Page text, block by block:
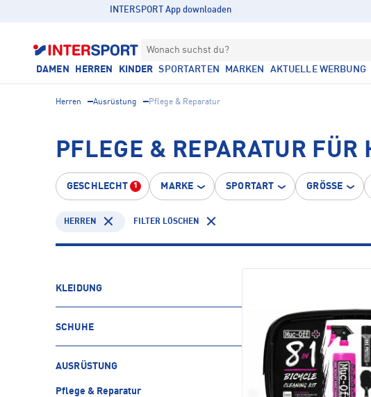
INTERSPORT App downloaden
Wonach suchst du?
DAMEN HERREN KINDER SPORTARTEN MARKEN AKTUELLE WERBUNG
Herren Ausrüstung Pflege & Reparatur
PFLEGE & REPARATUR FÜR
GESCHLECHT 1 MARKE SPORTART GRÖSSE
HERREN FILTER LÖSCHEN
KLEIDUNG
SCHUHE
AUSRÜSTUNG
Pflege & Reparatur